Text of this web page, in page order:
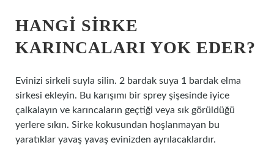
HANGI SIRKE
KARINCALARI YOK EDER?
Evinizi sirkeli suyla silin. 2 bardak suya 1 bardak elma
sirkesi ekleyin. Bu karışımı bir sprey şişesinde iyice
çalkalayın ve karıncaların geçtiği veya sık görüldüğü
yerlere sıkın. Sirke kokusundan hoşlanmayan bu
yaratıklar yavaş yavaş evinizden ayrılacaklardır.